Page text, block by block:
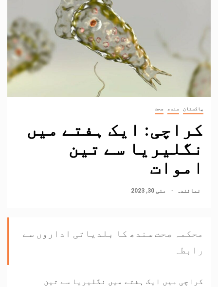
پاکستان سندھ صحت
کراچی: ایک ہفتے میں
نگلیریا سے تین
اموات
نمائندہ مئی 30, 2023
محکمہ صحت سندھ کا بلدیاتی اداروں سے
رابطہ
کراچی میں ایک ہفتے میں نگلیریا سے تین